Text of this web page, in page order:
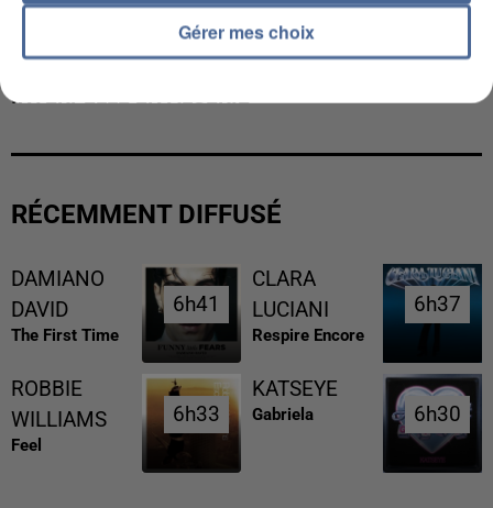
INTERPELLÉ EN ALGÉRIE
RÉCEMMENT DIFFUSÉ
DAMIANO
DAVID
The First Time
6h41
6h41
CLARA
LUCIANI
Respire Encore
6h37
6h37
ROBBIE
WILLIAMS
Feel
6h33
6h33
KATSEYE
Gabriela 6h30
6h30
Gérer mes choix